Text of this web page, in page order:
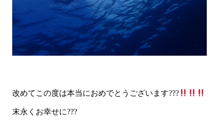
改めてこの度は本当におめでとうございます???
末永くお幸せに???